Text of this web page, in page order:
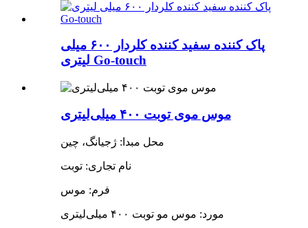
پاک کننده سفید کننده کلردار ۶۰۰ میلی
لیتری Go-touch
موس موی توبت ۴۰۰ میلی‌لیتری
محل مبدا: ژجیانگ، چین
نام تجاری: توبت
فرم: موس
مورد: موس مو توبت ۴۰۰ میلی‌لیتری